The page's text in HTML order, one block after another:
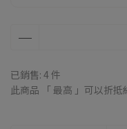
已銷售: 4 件
此商品 「 最高 」可以折抵